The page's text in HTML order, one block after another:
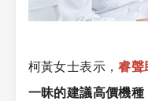
柯黃女士表示，睿聲
一昧的建議高價機